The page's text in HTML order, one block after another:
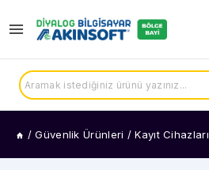
/ Güvenlik Ürünleri / Kayıt Cihazları
KATEGORİLER
Kayıt
Cihazları
Kayıt